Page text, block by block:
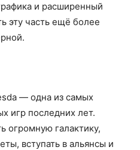
и расширенный
эту часть ещё более
— одна из самых
игр последних лет.
огромную галактику,
вступать в альянсы и